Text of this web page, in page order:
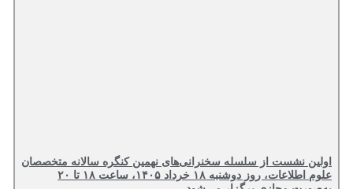
اولین نشست از سلسله سخنرانی‌های نهمین کنگره سالانه متخصصان
علوم اطلاعات، روز دوشنبه ۱۸ خرداد ۱۴۰۵، ساعت ۱۸ تا ۲۰